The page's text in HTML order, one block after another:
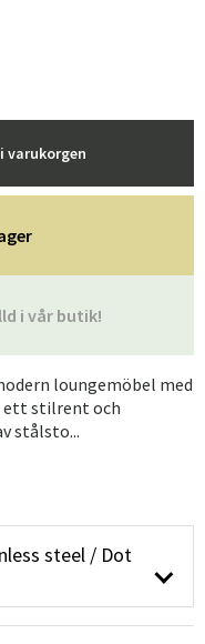
varukorgen
i vår butik!
loungemöbel med
ett stilrent och
stålsto...
steel / Dot